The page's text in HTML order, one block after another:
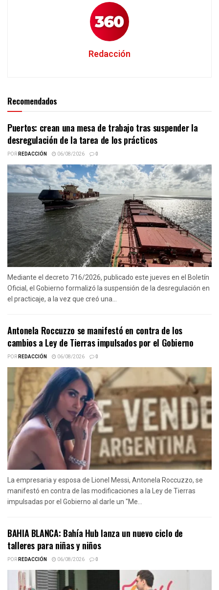
Redacción
Recomendados
Puertos: crean una mesa de trabajo tras suspender la
desregulación de la tarea de los prácticos
PORREDACCIÓN 06/08/2026 0
Mediante el decreto 716/2026, publicado este jueves en el Boletín
Oficial, el Gobierno formalizó la suspensión de la desregulación en
el practicaje, a la vez que creó una...
Antonela Roccuzzo se manifestó en contra de los
cambios a Ley de Tierras impulsados por el Gobierno
PORREDACCIÓN 06/08/2026 0
La empresaria y esposa de Lionel Messi, Antonela Roccuzzo, se
manifestó en contra de las modificaciones a la Ley de Tierras
impulsadas por el Gobierno al darle un "Me...
BAHIA BLANCA: Bahía Hub lanza un nuevo ciclo de
talleres para niñas y niños
PORREDACCIÓN 06/08/2026 0